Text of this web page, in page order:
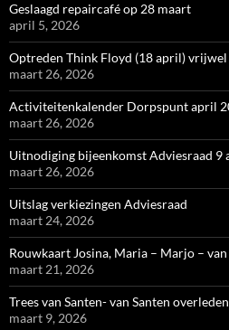
Geslaagd repaircafé op 28 maart
april 5, 2026
Optreden Think Floyd (18 april)
maart 26, 2026
Activiteitenkalender Dorpspunt april
maart 26, 2026
Uitnodiging bijeenkomst Adviesraad 9
maart 26, 2026
Uitslag verkiezingen Adviesraad
maart 24, 2026
Rouwkaart Josina, Maria – Marjo –
maart 21, 2026
Trees van Santen- van Santen overleden
maart 9, 2026